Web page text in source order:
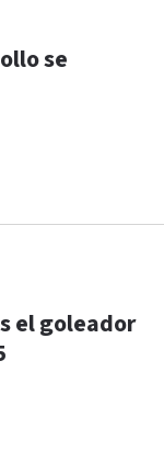
se
el goleador